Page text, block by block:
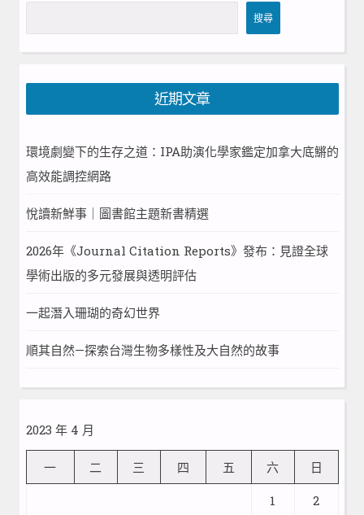
尋
搜尋
近期文章
環境劇變下的生存之道：IPA助演化學家鑑定加拿大底鱂的
高效能調控網路
悅讀新鮮事｜圖書館主題新書精選
2026年《Journal Citation Reports》發布：見證全球
學術出版的多元發展與透明評估
一起潛入珊瑚的奇幻世界
順其自然—探索台灣生物多樣性及大自然的故事
2023 年 4 月
一 二 三 四 五 六 日
1 2